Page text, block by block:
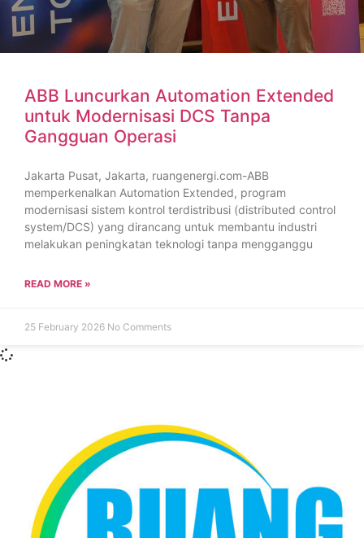
ABB Luncurkan Automation Extended
untuk Modernisasi DCS Tanpa
Gangguan Operasi
Jakarta Pusat, Jakarta, ruangenergi.com-ABB
memperkenalkan Automation Extended, program
modernisasi sistem kontrol terdistribusi (distributed control
system/DCS) yang dirancang untuk membantu industri
melakukan peningkatan teknologi tanpa mengganggu
READ MORE »
25 February 2026 No Comments